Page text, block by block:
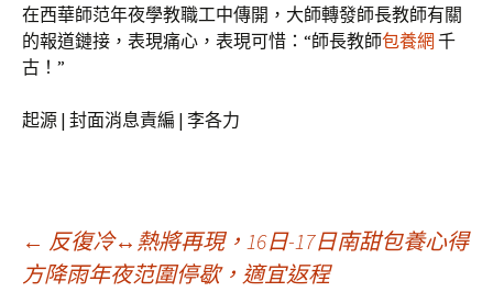
在西華師范年夜學教職工中傳開，大師轉發師長教師有關
的報道鏈接，表現痛心，表現可惜：“師長教師包養網 千
古！”
起源 | 封面消息責編 | 李各力
文
← 反復冷↔熱將再現，16日-17日南甜包養心得
方降雨年夜范圍停歇，適宜返程